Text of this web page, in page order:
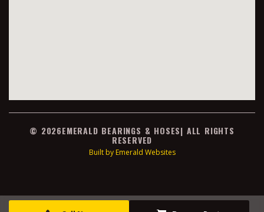
© 2026EMERALD BEARINGS & HOSES| ALL RIGHTS
RESERVED
Built by Emerald Websites